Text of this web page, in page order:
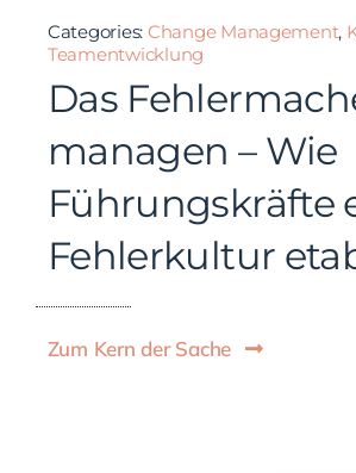
Categories: Change Management,
Teamentwicklung
Das
managen – Wie
Führungskräfte
Fehlerkultur
Zum Kern der Sache